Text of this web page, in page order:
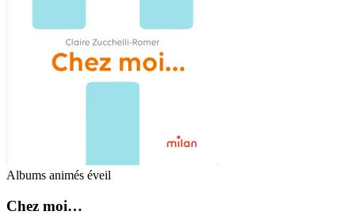
Albums animés éveil
Chez moi…